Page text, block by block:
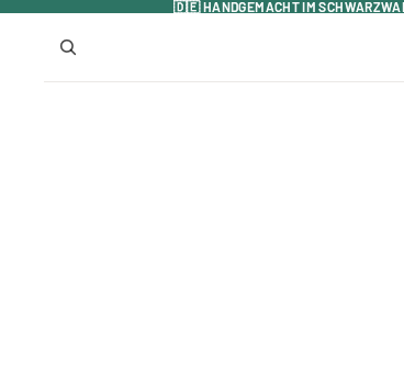
🇩🇪 HANDGEMACHT IM
🇩🇪 HANDGEMACHT IM